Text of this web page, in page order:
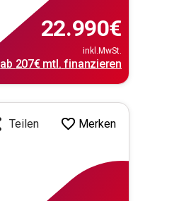
22.990€
inkl.MwSt.
ab 207€mtl. finanzieren
Teilen Merken